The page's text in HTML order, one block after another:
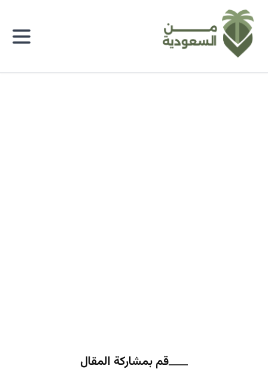
قم بمشاركة المقال